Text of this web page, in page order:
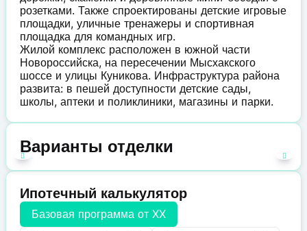
розетками. Также спроектированы детские игровые
площадки, уличные тренажеры и спортивная
площадка для командных игр.
Жилой комплекс расположен в южной части
Новороссийска, на пересечении Мысхакского
шоссе и улицы Куникова. Инфраструктура района
развита: в пешей доступности детские сады,
школы, аптеки и поликлиники, магазины и парки.
Варианты отделки
Ипотечный калькулятор
Базовая программа от XX